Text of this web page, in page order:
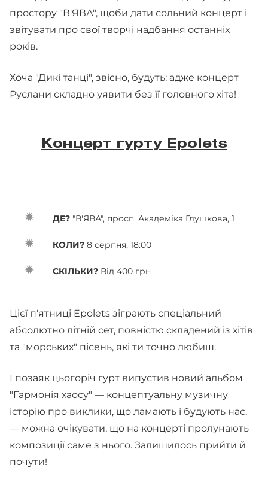
простору "В'ЯВА", щоби дати сольний концерт і
звітувати про свої творчі надбання останніх
років.
Хоча "Дикі танці", звісно, будуть: адже концерт
Руслани складно уявити без її головного хіта!
Концерт гурту Epolets
ДЕ? "В'ЯВА", просп. Академіка Глушкова, 1
КОЛИ? 8 серпня, 18:00
СКІЛЬКИ? Від 400 грн
Цієї п'ятниці Epolets зіграють спеціальний
абсолютно літній сет, повністю складений із хітів
та "морських" пісень, які ти точно любиш.
І позаяк цьогоріч гурт випустив новий альбом
"Гармонія хаосу" — концептуальну музичну
історію про виклики, що ламають і будують нас,
— можна очікувати, що на концерті пролунають
композиції саме з нього. Залишилось прийти й
почути!